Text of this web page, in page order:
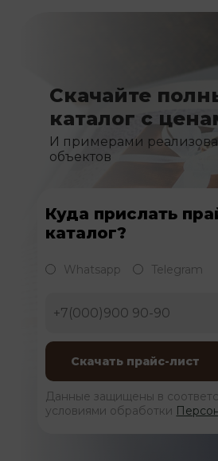
Скачайте
каталог с
И примерами
объектов
Куда прислать
каталог?
Whatsapp Telegram
Данные защищены в
условиями обработки